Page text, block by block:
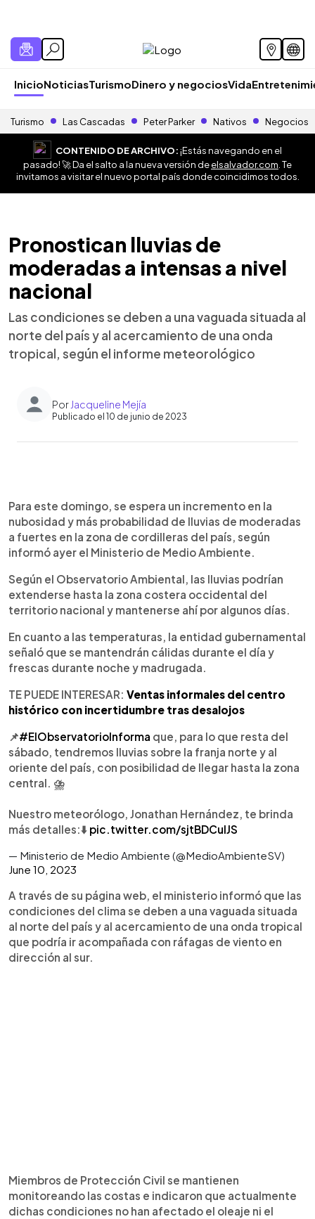
InicioNoticiasTurismoDinero y negociosVida
Turismo Las Cascadas Peter Parker Nativos Negocios
CONTENIDO DE ARCHIVO:¡Estás navegando en el
pasado! 🚀 Da el salto a la nueva versión deelsalvador.com . Te
invitamos a visitar el nuevo portal país donde coincidimos todos.
Pronostican lluvias de
moderadas a intensas a nivel
nacional
Las condiciones se deben a una vaguada situada al
norte del país y al acercamiento de una onda
tropical, según el informe meteorológico
Por Jacqueline Mejía
Publicado el 10 de junio de 2023
► Escuchar artículo
Para este domingo, se espera un incremento en la
nubosidad y más probabilidad de lluvias de moderadas
a fuertes en la zona de cordilleras del país, según
informó ayer el Ministerio de Medio Ambiente.
Según el Observatorio Ambiental, las lluvias podrían
extenderse hasta la zona costera occidental del
territorio nacional y mantenerse ahí por algunos días.
En cuanto a las temperaturas, la entidad gubernamental
señaló que se mantendrán cálidas durante el día y
frescas durante noche y madrugada.
TE PUEDE INTERESAR: Ventas informales del centro
histórico con incertidumbre tras desalojos
📌#ElObservatorioInforma que, para lo que resta del
sábado, tendremos lluvias sobre la franja norte y al
oriente del país, con posibilidad de llegar hasta la zona
central. ⛈️
Nuestro meteorólogo, Jonathan Hernández, te brinda
más detalles:⬇️ pic.twitter.com/sjtBDCulJS
— Ministerio de Medio Ambiente (@MedioAmbienteSV)
June 10, 2023
A través de su página web, el ministerio informó que las
condiciones del clima se deben a una vaguada situada
al norte del país y al acercamiento de una onda tropical
que podría ir acompañada con ráfagas de viento en
dirección al sur.
Miembros de Protección Civil se mantienen
monitoreando las costas e indicaron que actualmente
dichas condiciones no han afectado el oleaje ni el